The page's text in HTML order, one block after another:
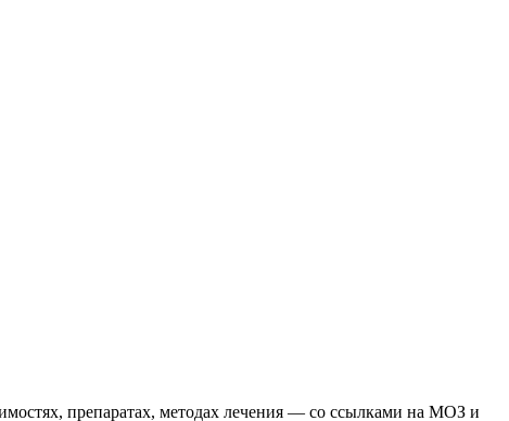
препаратах, методах лечения — со ссылками на МОЗ и